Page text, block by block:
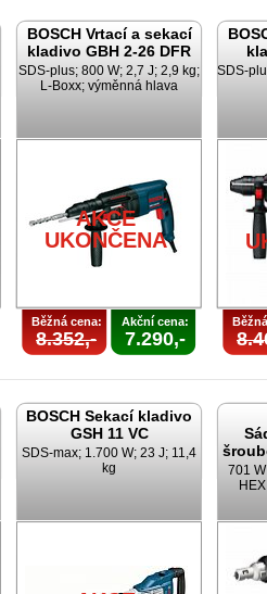
BOSCH Vrtací a sekací
kladivo GBH 2-26 DFR
SDS-plus; 800 W; 2,7 J; 2,9 kg;
L-Boxx; výměnná hlava
AKCE
UKONČENA
Běžná cena:
8.352,-
Akční cena:
7.290,-
SDS-
BOSCH Sekací kladivo
GSH 11 VC
SDS-max; 1.700 W; 23 J; 11,4
kg
701